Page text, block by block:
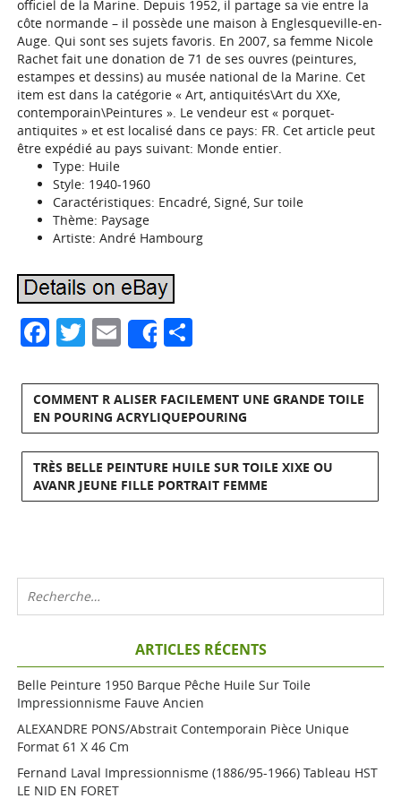
officiel de la Marine. Depuis 1952, il partage sa vie entre la
côte normande – il possède une maison à Englesqueville-en-
Auge. Qui sont ses sujets favoris. En 2007, sa femme Nicole
Rachet fait une donation de 71 de ses ouvres (peintures,
estampes et dessins) au musée national de la Marine. Cet
item est dans la catégorie « Art, antiquités\Art du XXe,
contemporain\Peintures ». Le vendeur est « porquet-
antiquites » et est localisé dans ce pays: FR. Cet article peut
être expédié au pays suivant: Monde entier.
Type: Huile
Style: 1940-1960
Caractéristiques: Encadré, Signé, Sur toile
Thème: Paysage
Artiste: André Hambourg
Facebook
Twitter
Email
Share
COMMENT R ALISER FACILEMENT UNE GRANDE TOILE
EN POURING ACRYLIQUEPOURING
TRÈS BELLE PEINTURE HUILE SUR TOILE XIXE OU
AVANR JEUNE FILLE PORTRAIT FEMME
ARTICLES RÉCENTS
Belle Peinture 1950 Barque Pêche Huile Sur Toile
Impressionnisme Fauve Ancien
ALEXANDRE PONS/Abstrait Contemporain Pièce Unique
Format 61 X 46 Cm
Fernand Laval Impressionnisme (1886/95-1966) Tableau HST
LE NID EN FORET